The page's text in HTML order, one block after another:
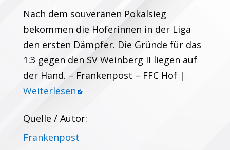
Nach dem souveränen Pokalsieg
bekommen die Hoferinnen in der Liga
den ersten Dämpfer. Die Gründe für das
1:3 gegen den SV Weinberg II liegen auf
der Hand. – Frankenpost – FFC Hof |
Weiterlesen
Quelle / Autor:
Frankenpost